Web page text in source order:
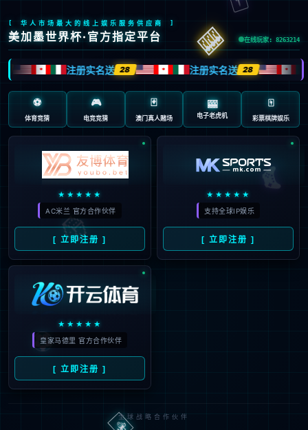
返回首页 返回上一页